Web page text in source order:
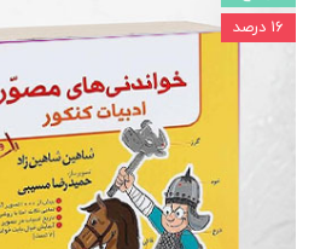
۱۶ درصد